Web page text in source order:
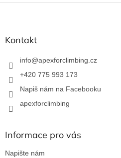
Z
Kontakt
info@apexforclimbing.cz
+420 775 993 173
Napiš nám na Facebooku
apexforclimbing
Informace pro vás
Napište nám